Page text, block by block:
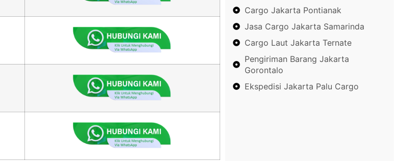
Cargo Jakarta Pontianak
Jasa Cargo Jakarta Samarinda
Cargo Laut Jakarta Ternate
Pengiriman Barang Jakarta
Gorontalo
Ekspedisi Jakarta Palu Cargo